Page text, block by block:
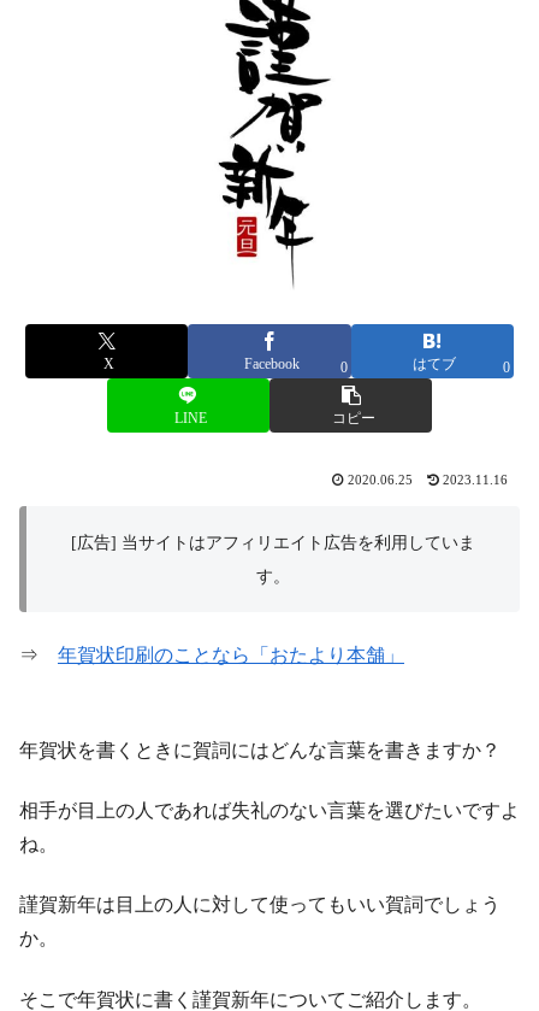
X Facebook 0 はてブ 0
LINE コピー
2020.06.25 2023.11.16
[広告] 当サイトはアフィリエイト広告を利用していま
す。
⇒ 年賀状印刷のことなら「おたより本舗」
年賀状を書くときに賀詞にはどんな言葉を書きますか？
相手が目上の人であれば失礼のない言葉を選びたいですよ
ね。
謹賀新年は目上の人に対して使ってもいい賀詞でしょう
か。
そこで年賀状に書く謹賀新年についてご紹介します。